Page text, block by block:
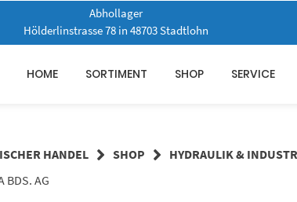
Abhollager
Hölderlinstrasse 78 in 48703 Stadtlohn
HOME SORTIMENT SHOP SERVICE
HANDEL SHOP
HYDRAULIK &
BDS. AG